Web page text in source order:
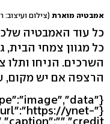
אמבטיה מוארת (צילום ועיצוב:
כל עוד האמבטיה
כל מגוון צמחי הבית,
השרכים. הניחו
הרצפה אם יש מקום,
ynet-